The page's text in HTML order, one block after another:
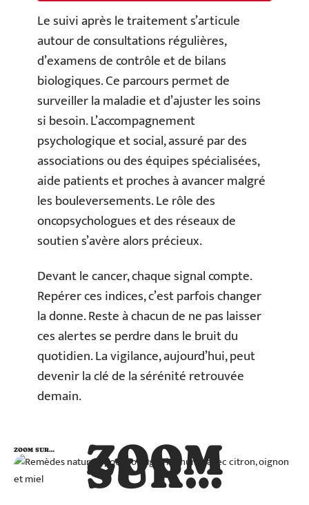
Le suivi après le traitement s’articule
autour de consultations régulières,
d’examens de contrôle et de bilans
biologiques. Ce parcours permet de
surveiller la maladie et d’ajuster les soins
si besoin. L’accompagnement
psychologique et social, assuré par des
associations ou des équipes spécialisées,
aide patients et proches à avancer malgré
les bouleversements. Le rôle des
oncopsychologues et des réseaux de
soutien s’avère alors précieux.
Devant le cancer, chaque signal compte.
Repérer ces indices, c’est parfois changer
la donne. Reste à chacun de ne pas laisser
ces alertes se perdre dans le bruit du
quotidien. La vigilance, aujourd’hui, peut
devenir la clé de la sérénité retrouvée
demain.
ZOOM
SUR…
ZOOM SUR…